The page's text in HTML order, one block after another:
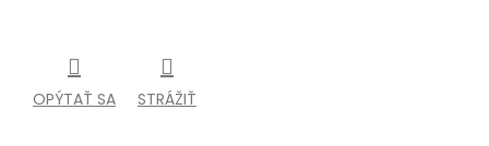
OPÝTAŤ SA STRÁŽIŤ